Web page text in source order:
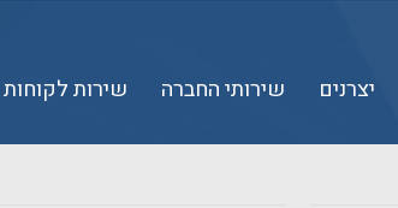
יצרנים שירותי החברה שירות לקוחות